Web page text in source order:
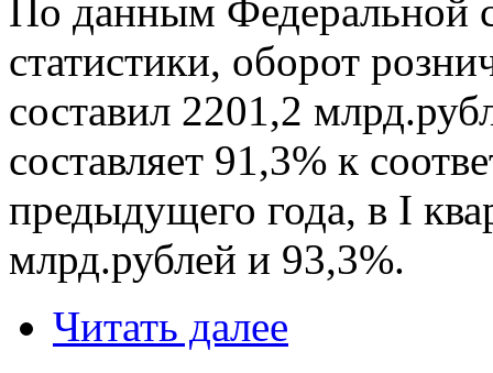
По данным Федеральной
статистики, оборот
составил 2201,2
составляет 91,3% к
предыдущего года, в I
млрд.рублей и 93,3%.
Читать далее